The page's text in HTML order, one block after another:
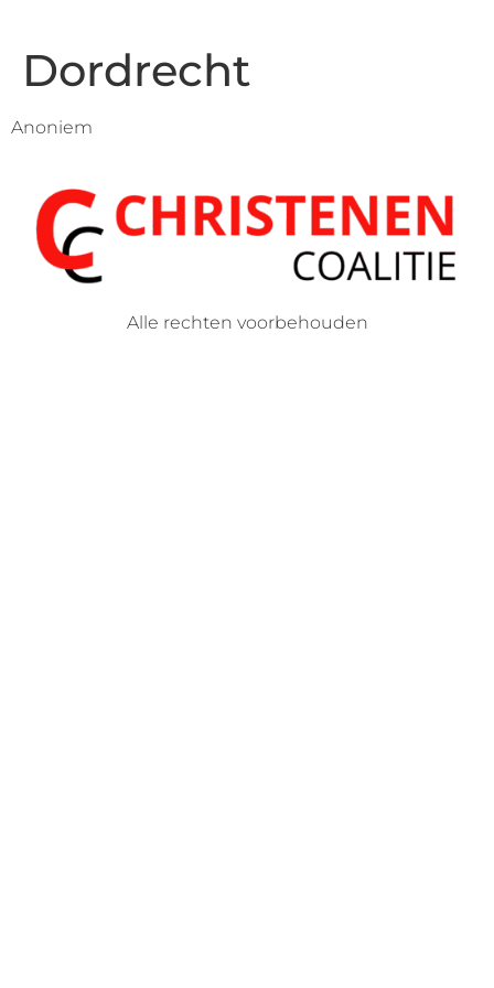
Dordrecht
Anoniem
Alle rechten voorbehouden